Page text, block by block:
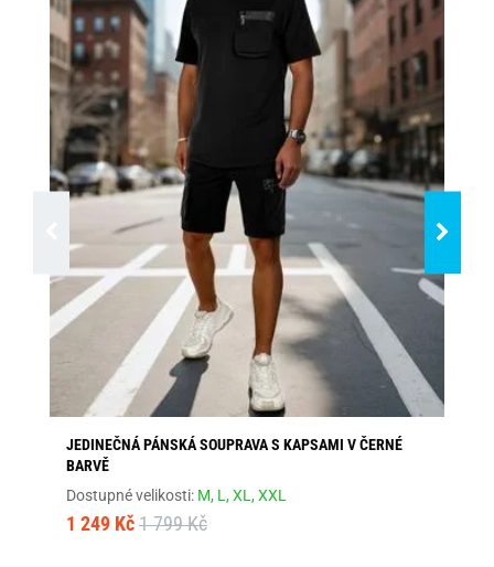
JEDINEČNÁ PÁNSKÁ SOUPRAVA S KAPSAMI V ČERNÉ
BARVĚ
Dostupné velikosti: M, L,XL,XXL
1 249 Kč 1 799 Kč